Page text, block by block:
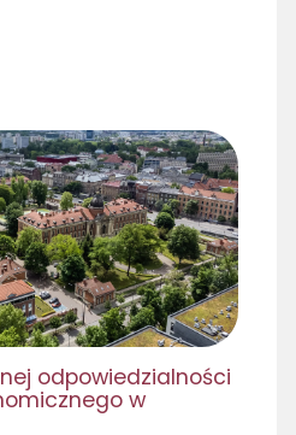
odpowiedzialności
w